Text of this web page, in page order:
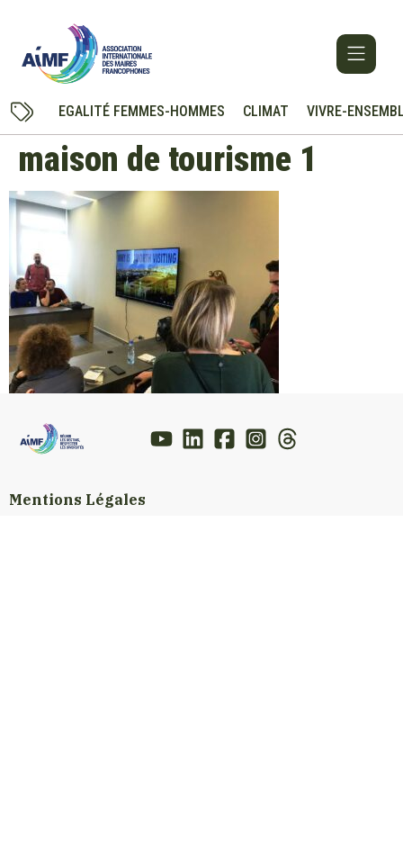
EGALITÉ FEMMES-HOMMES CLIMAT VIVRE-
maison de tourisme 1
Mentions Légales